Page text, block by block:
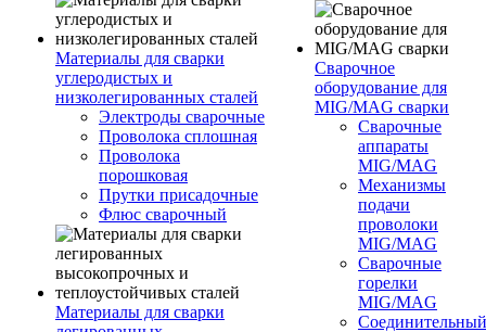
Материалы для сварки
углеродистых и
низколегированных сталей
Электроды сварочные
Проволока сплошная
Проволока
порошковая
Прутки присадочные
Флюс сварочный
Материалы для сварки
Сварочное
оборудование для
MIG/MAG сварки
Сварочные
аппараты
MIG/MAG
Механизмы
подачи
проволоки
MIG/MAG
Сварочные
горелки
MIG/MAG
Соединительный